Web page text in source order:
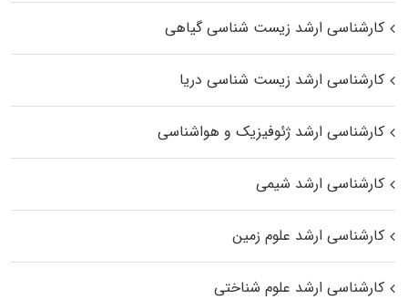
کارشناسی ارشد زیست‌ شناسی گیاهی
کارشناسی ارشد زیست‌ شناسی دریا
کارشناسی ارشد ژئوفیزیک و هواشناسی
کارشناسی ارشد شیمی
کارشناسی ارشد علوم زمین
کارشناسی ارشد علوم شناختی